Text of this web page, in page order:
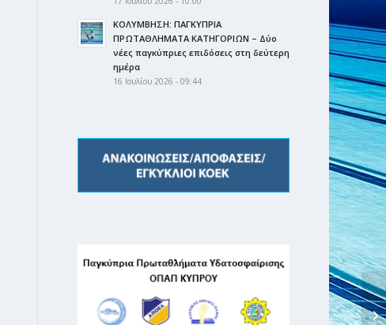
ΚΟΛΥΜΒΗΣΗ: ΠΑΓΚΥΠΡΙΑ
ΠΡΩΤΑΘΛΗΜΑΤΑ ΚΑΤΗΓΟΡΙΩΝ – Δύο
νέες παγκύπριες επιδόσεις στη δεύτερη
ημέρα
16 Ιουλίου 2026 - 09:44